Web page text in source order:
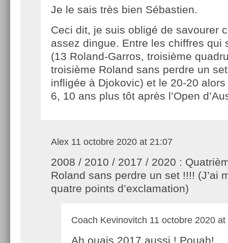
Je le sais très bien Sébastien.
Ceci dit, je suis obligé de savourer
assez dingue. Entre les chiffres qui
(13 Roland-Garros, troisième
troisième Roland sans perdre un
infligée à Djokovic) et le 20-20 alors
6, 10 ans plus tôt après l’Open
Alex 11 octobre 2020 at 21:07
2008 / 2010 / 2017 / 2020 :
Roland sans perdre un set !!!! (J’ai
quatre points d’exclamation)
Coach Kevinovitch 11 octobre 2020 at
Ah ouais 2017 aussi ! Pouah!